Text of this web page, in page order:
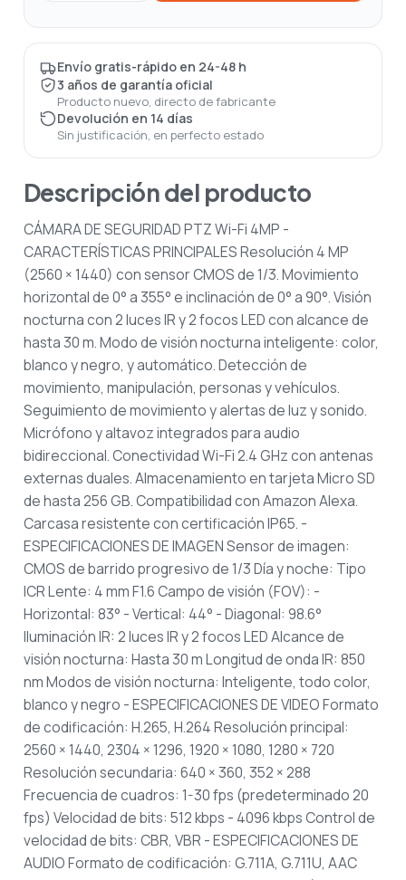
Envío gratis-rápido en 24-48 h
3 años de garantía oficial
Producto nuevo, directo de fabricante
Devolución en 14 días
Sin justificación, en perfecto estado
Descripción del producto
CÁMARA DE SEGURIDAD PTZ Wi-Fi 4MP -
CARACTERÍSTICAS PRINCIPALESResolución 4 MP
(2560 × 1440) con sensor CMOS de 1/3.Movimiento
horizontal de 0° a 355° e inclinación de 0° a 90°.Visión
nocturna con 2 luces IR y 2 focos LED con alcance de
hasta 30 m.Modo de visión nocturna inteligente: color,
blanco y negro, y automático.Detección de
movimiento, manipulación, personas y vehículos.
Seguimiento de movimiento y alertas de luz y sonido.
Micrófono y altavoz integrados para audio
bidireccional.Conectividad Wi-Fi 2.4 GHz con antenas
externas duales.Almacenamiento en tarjeta Micro SD
de hasta 256 GB.Compatibilidad con Amazon Alexa.
Carcasa resistente con certificación IP65. -
ESPECIFICACIONES DE IMAGENSensor de imagen:
CMOS de barrido progresivo de 1/3Día y noche: Tipo
ICRLente: 4 mm F1.6Campo de visión (FOV): -
Horizontal: 83° - Vertical: 44° - Diagonal: 98.6°
Iluminación IR: 2 luces IR y 2 focos LEDAlcance de
visión nocturna: Hasta 30 mLongitud de onda IR: 850
nmModos de visión nocturna: Inteligente, todo color,
blanco y negro - ESPECIFICACIONES DE VIDEOFormato
de codificación: H.265, H.264Resolución principal:
2560 × 1440, 2304 × 1296, 1920 × 1080, 1280 × 720
Resolución secundaria: 640 × 360, 352 × 288
Frecuencia de cuadros: 1-30 fps (predeterminado 20
fps) Velocidad de bits: 512 kbps - 4096 kbpsControl de
velocidad de bits: CBR, VBR - ESPECIFICACIONES DE
AUDIOFormato de codificación: G.711A, G.711U, AAC